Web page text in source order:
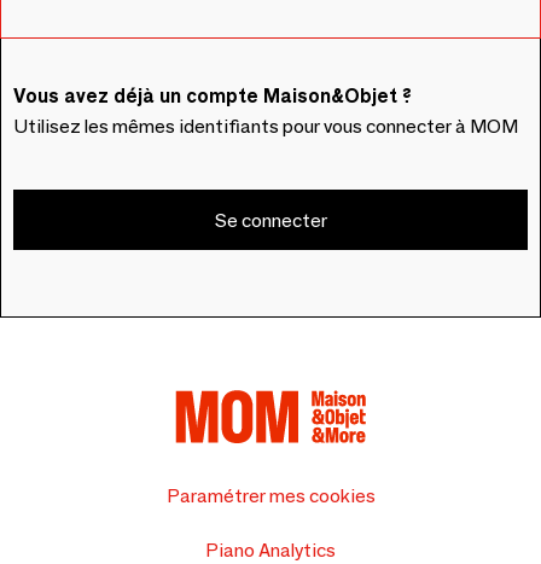
Vous avez déjà un compte Maison&Objet ?
Utilisez les mêmes identifiants pour vous connecter à MOM
Se connecter
Paramétrer mes cookies
Piano Analytics